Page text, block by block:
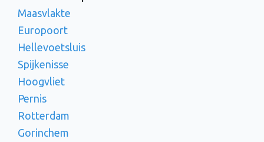
Maasvlakte
Europoort
Hellevoetsluis
Spijkenisse
Hoogvliet
Pernis
Rotterdam
Gorinchem